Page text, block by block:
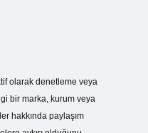
olarak denetleme veya
bir marka, kurum veya
hakkında paylaşım